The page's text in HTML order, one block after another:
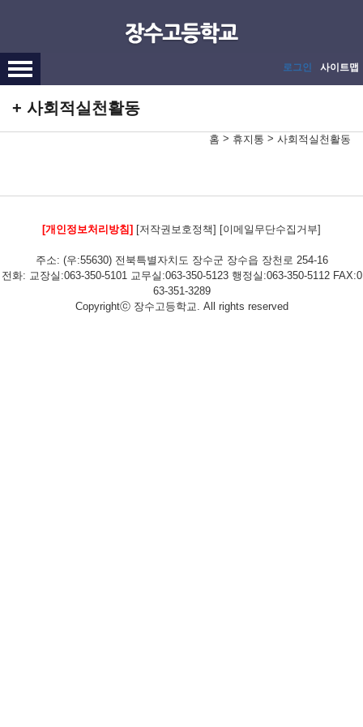
로그인 사이트맵
사회적실천활동
홈 > 휴지통 > 사회적실천활동
[개인정보처리방침] [저작권보호정책] [이메일무단수집거부]
주소: (우:55630) 전북특별자치도 장수군 장수읍 장천로 254-16
전화: 교장실:063-350-5101 교무실:063-350-5123 행정실:063-350-5112 FAX:0
63-351-3289
Copyrightⓒ 장수고등학교. All rights reserved